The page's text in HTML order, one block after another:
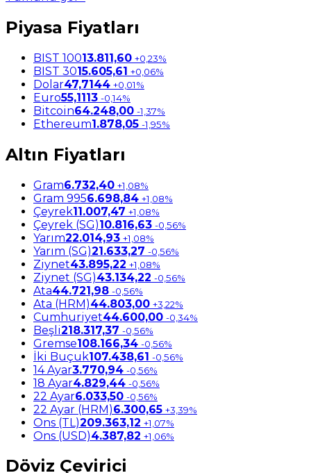
Piyasa Fiyatları
BIST 10013.811,60 +0,23%
BIST 3015.605,61 +0,06%
Dolar47,7144 +0,01%
Euro55,1113 -0,14%
Bitcoin64.248,00 -1,37%
Ethereum1.878,05 -1,95%
Altın Fiyatları
Gram6.732,40 +1,08%
Gram 9956.698,84 +1,08%
Çeyrek11.007,47 +1,08%
Çeyrek (SG)10.816,63 -0,56%
Yarım22.014,93 +1,08%
Yarım (SG)21.633,27 -0,56%
Ziynet43.895,22 +1,08%
Ziynet (SG)43.134,22 -0,56%
Ata44.721,98 -0,56%
Ata (HRM)44.803,00 +3,22%
Cumhuriyet44.600,00 -0,34%
Beşli218.317,37 -0,56%
Gremse108.166,34 -0,56%
İki Buçuk107.438,61 -0,56%
14 Ayar3.770,94 -0,56%
18 Ayar4.829,44 -0,56%
22 Ayar6.033,50 -0,56%
22 Ayar (HRM)6.300,65 +3,39%
Ons (TL)209.363,12 +1,07%
Ons (USD)4.387,82 +1,06%
Döviz Çevirici